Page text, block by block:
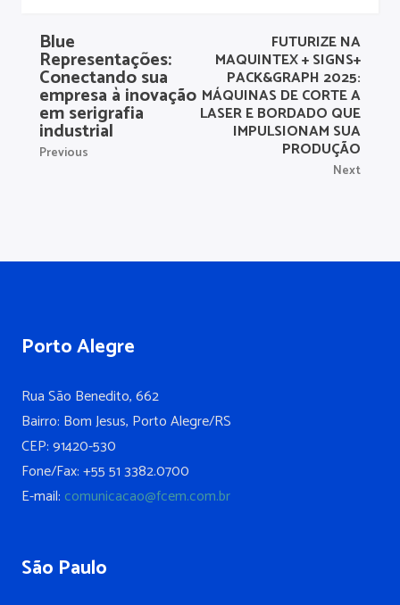
Blue
Representações:
Conectando sua
empresa à inovação
em serigrafia
industrial
Previous
FUTURIZE NA
MAQUINTEX + SIGNS+
PACK&GRAPH 2025:
MÁQUINAS DE CORTE A
LASER E BORDADO QUE
IMPULSIONAM SUA
PRODUÇÃO
Next
Porto Alegre
Rua São Benedito, 662
Bairro: Bom Jesus, Porto Alegre/RS
CEP: 91420-530
Fone/Fax: +55 51 3382.0700
E-mail: comunicacao@fcem.com.br
São Paulo